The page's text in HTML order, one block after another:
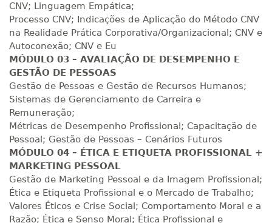
CNV; Linguagem Empática;
Processo CNV; Indicações de Aplicação do Método CNV
na Realidade Prática Corporativa/Organizacional; CNV e
Autoconexão; CNV e Eu
MÓDULO 03 – AVALIAÇÃO DE DESEMPENHO E
GESTÃO DE PESSOAS
Gestão de Pessoas e Gestão de Recursos Humanos;
Sistemas de Gerenciamento de Carreira e
Remuneração;
Métricas de Desempenho Profissional; Capacitação de
Pessoal; Gestão de Pessoas – Cenários Futuros
MÓDULO 04 – ÉTICA E ETIQUETA PROFISSIONAL +
MARKETING PESSOAL
Gestão de Marketing Pessoal e da Imagem Profissional;
Ética e Etiqueta Profissional e o Mercado de Trabalho;
Valores Éticos e Crise Social; Comportamento Moral e a
Razão; Ética e Senso Moral; Ética Profissional e